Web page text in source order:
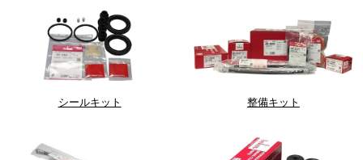
シールキット 整備キット